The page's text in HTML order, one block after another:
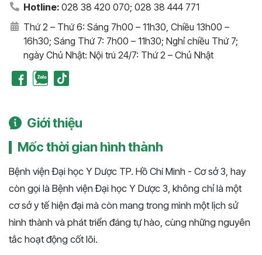
Hotline: 028 38 420 070; 028 38 444 771
Thứ 2 – Thứ 6: Sáng 7h00 – 11h30, Chiều 13h00 –
16h30; Sáng Thứ 7: 7h00 – 11h30; Nghỉ chiều Thứ 7;
ngày Chủ Nhật: Nội trú 24/7: Thứ 2 – Chủ Nhật
Giới thiệu
Mốc thời gian hình thành
Bệnh viện Đại học Y Dược TP. Hồ Chí Minh - Cơ sở 3, hay
còn gọi là Bệnh viện Đại học Y Dược 3, không chỉ là một
cơ sở y tế hiện đại mà còn mang trong mình một lịch sử
hình thành và phát triển đáng tự hào, cùng những nguyên
tắc hoạt động cốt lõi.